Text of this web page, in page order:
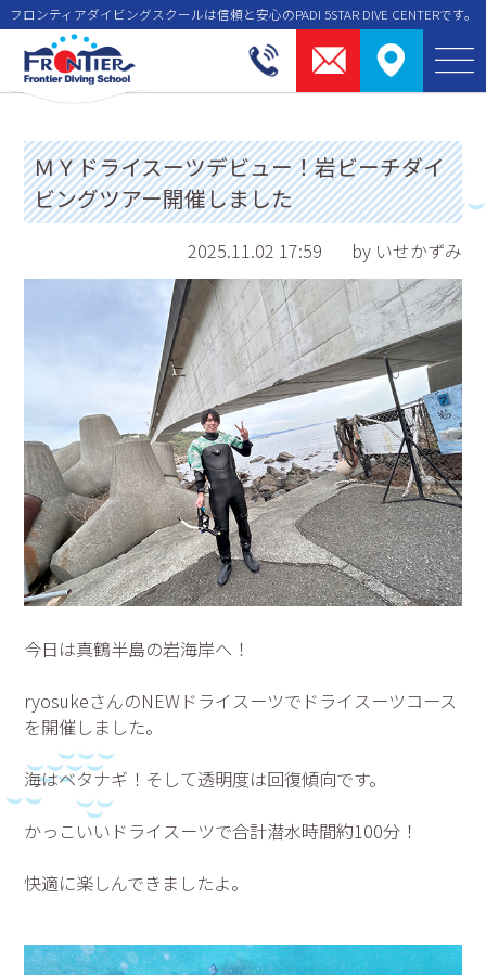
フロンティアダイビングスクールは信頼と安⼼のPADI 5STAR DIVE CENTERです。
ＭＹドライスーツデビュー！岩ビーチダイ
ビングツアー開催しました
2025.11.02 17:59 by いせかずみ
今日は真鶴半島の岩海岸へ！
ryosukeさんのNEWドライスーツでドライスーツコース
を開催しました。
海はベタナギ！そして透明度は回復傾向です。
かっこいいドライスーツで合計潜水時間約100分！
快適に楽しんできましたよ。